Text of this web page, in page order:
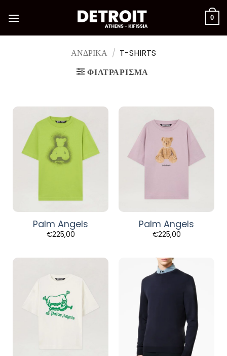
στο
0
ΑΝΔΡΙΚΑ / T-SHIRTS
ΦΙΛΤΡΆΡΙΣΜΑ
Palm Angels
€225,00
Palm Angels
€225,00